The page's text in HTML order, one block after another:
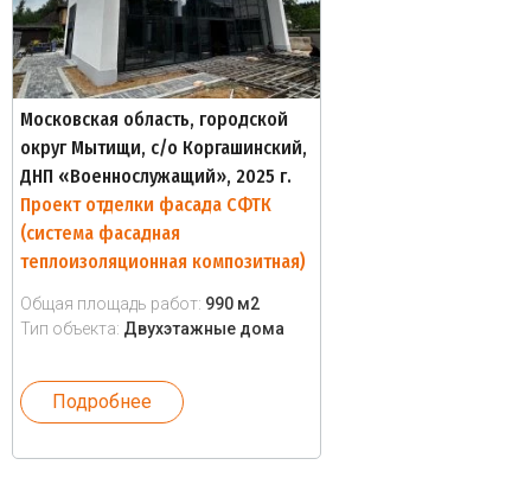
Московская область, городской
округ Мытищи, с/о Коргашинский,
ДНП «Военнослужащий», 2025 г.
Проект отделки фасада СФТК
(система фасадная
теплоизоляционная композитная)
Общая площадь работ: 990 м2
Тип объекта: Двухэтажные дома
Подробнее